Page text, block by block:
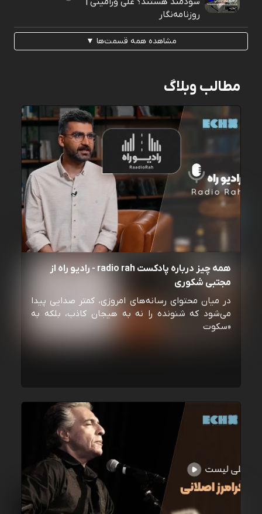
روزنامه‌نگار
مشاهده همه قسمت‌ها ▼
مطالب وبلاگ
همه چیز درباره پادکست radio rah - رادیو راه از
مجتبی شکوری
در میان محتوای رسانه‌های امروزی، کمتر صدایی پیدا
می‌شود که شنونده را نه به هیجان کاذب، بلکه به
«سکوت